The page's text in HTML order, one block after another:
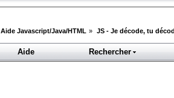
Aide Javascript/Java/HTML » JS - Je décode, tu
Aide Rechercher